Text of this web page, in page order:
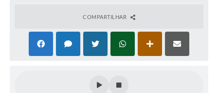
Defesa Civil
Fale com o Prefeito
COMPARTILHAR